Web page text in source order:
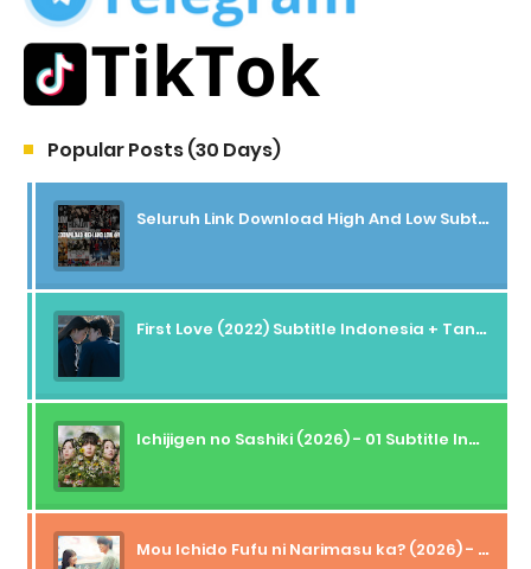
Popular Posts (30 Days)
Seluruh Link Download High And Low Subtitle Indonesia
First Love (2022) Subtitle Indonesia + Tanpa Iklan + Streaming + 1080p
Ichijigen no Sashiki (2026) - 01 Subtitle Indonesia
Mou Ichido Fufu ni Narimasu ka? (2026) - 01 Subtitle Indonesia